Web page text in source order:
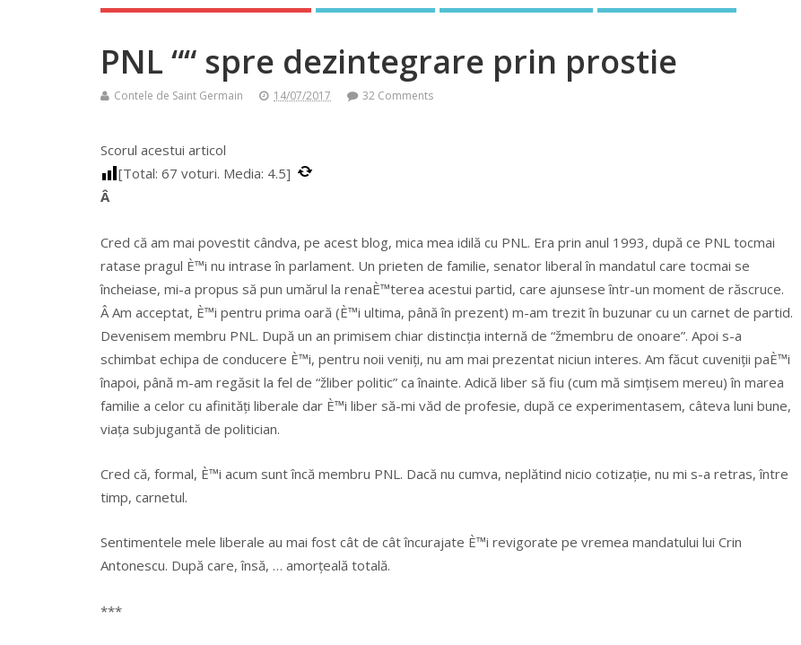
PNL ““ spre dezintegrare prin prostie
Contele de Saint Germain 14/07/2017 32 Comments
Scorul acestui articol
[Total: 67 voturi. Media: 4.5]
Â
Cred că am mai povestit cândva, pe acest blog, mica mea idilă cu PNL. Era prin anul 1993, după ce PNL tocmai
ratase pragul È™i nu intrase în parlament. Un prieten de familie, senator liberal în mandatul care tocmai se
încheiase, mi-a propus să pun umărul la renaÈ™terea acestui partid, care ajunsese într-un moment de răscruce.
Â Am acceptat, È™i pentru prima oară (È™i ultima, până în prezent) m-am trezit în buzunar cu un carnet de partid.
Devenisem membru PNL. După un an primisem chiar distincția internă de “žmembru de onoare”. Apoi s-a
schimbat echipa de conducere È™i, pentru noii veniți, nu am mai prezentat niciun interes. Am făcut cuveniții paÈ™i
înapoi, până m-am regăsit la fel de “žliber politic” ca înainte. Adică liber să fiu (cum mă simțisem mereu) în marea
familie a celor cu afinități liberale dar È™i liber să-mi văd de profesie, după ce experimentasem, câteva luni bune,
viața subjugantă de politician.
Cred că, formal, È™i acum sunt încă membru PNL. Dacă nu cumva, neplătind nicio cotizație, nu mi s-a retras, între
timp, carnetul.
Sentimentele mele liberale au mai fost cât de cât încurajate È™i revigorate pe vremea mandatului lui Crin
Antonescu. După care, însă, … amorțeală totală.
***